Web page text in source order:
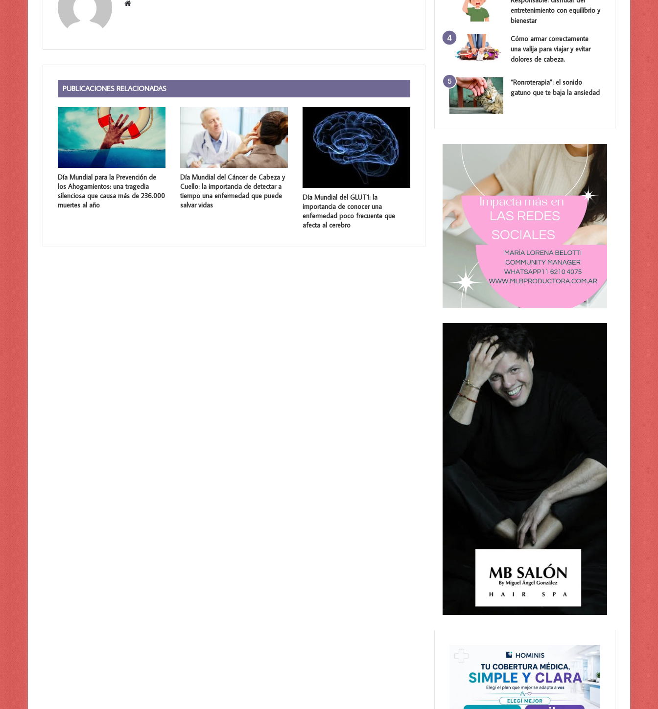
Sitio
PUBLICACIONES RELACIONADAS
Día Mundial para la Prevención de
los Ahogamientos: una tragedia
silenciosa que causa más de 236.000
muertes al año
Día Mundial del Cáncer de Cabeza y
Cuello: la importancia de detectar a
tiempo una enfermedad que puede
salvar vidas
Día Mundial del GLUT1: la
importancia de conocer una
enfermedad poco frecuente que
afecta al cerebro
entretenimiento con equilibrio y
bienestar
Cómo armar correctamente
una valija para viajar y evitar
dolores de cabeza.
“Ronroterapia”: el sonido
gatuno que te baja la ansiedad